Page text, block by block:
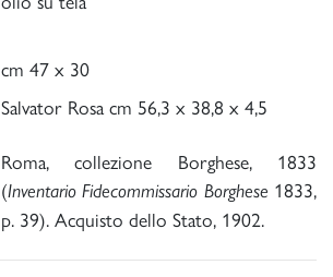
cm 47 x 30
Salvator Rosa cm 56,3 x 38,8 x 4,5
Roma, collezione Borghese, 1833
(Inventario Fidecommissario Borghese 1833,
p. 39). Acquisto dello Stato, 1902.